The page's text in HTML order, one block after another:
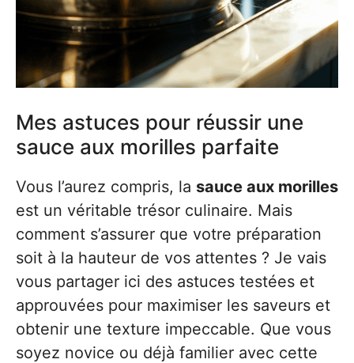
Mes astuces pour réussir une
sauce aux morilles parfaite
Vous l’aurez compris, la sauce aux morilles
est un véritable trésor culinaire. Mais
comment s’assurer que votre préparation
soit à la hauteur de vos attentes ? Je vais
vous partager ici des astuces testées et
approuvées pour maximiser les saveurs et
obtenir une texture impeccable. Que vous
soyez novice ou déjà familier avec cette